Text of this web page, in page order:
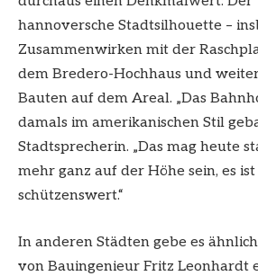
hannoversche Stadtsilhouette –
Zusammenwirken mit der
dem Bredero-Hochhaus und
Bauten auf dem Areal. „Das
damals im amerikanischen Stil
Stadtsprecherin. „Das mag heute
mehr ganz auf der Höhe sein, es
schützenswert.“
In anderen Städten gebe es
von Bauingenieur Fritz Leonhardt